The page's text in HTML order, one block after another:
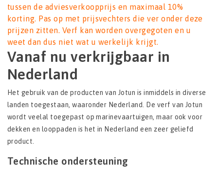
tussen de adviesverkoopprijs en maximaal 10%
korting. Pas op met prijsvechters die ver onder deze
prijzen zitten. Verf kan worden overgegoten en u
weet dan dus niet wat u werkelijk krijgt.
Vanaf nu verkrijgbaar in
Nederland
Het gebruik van de producten van Jotun is inmiddels in diverse
landen toegestaan, waaronder Nederland. De verf van Jotun
wordt veelal toegepast op marinevaartuigen, maar ook voor
dekken en looppaden is het in Nederland een zeer geliefd
product.
Technische ondersteuning